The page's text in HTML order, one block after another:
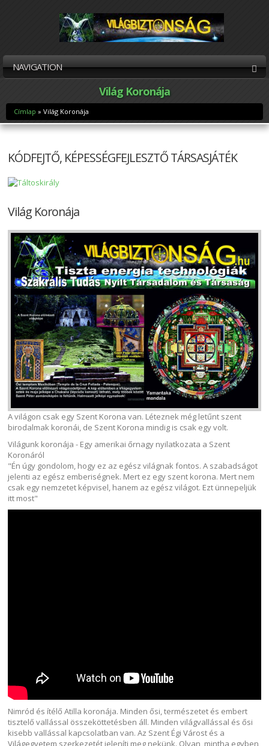
NAVIGATION
Világ Koronája
Jelenlegi hely
Címlap » Világ Koronája
KÓDFEJTŐ, KÉPESSÉGFEJLESZTŐ TÁRSASJÁTÉK
Világ Koronája
A világon csak egy Szent Korona van. Léteznek még letűnt szent
birodalmak koronái, de Szent Korona mindig is csak egy volt.
Világunk koronája - Egy amerikai őrnagy nyilatkozata a Szent
Koronáról
"Én úgy gondolom, hogy ez az egész világnak fontos. A szabadságot
jelenti az egész emberiségnek. Mert ez egy szent korona. Mert nem
csak egy nemzetet képvisel, hanem az egész világot. Ezt ünnepeljük
itt most"
Nimród és ítélő Atilla koronája. Minden ősi, természetet és embert
tisztelő vallással összeköttetésben áll. Minden világvallással és ősi
kisebb vallással kapcsolatban van. Az Szent Égi Várost és a
Világegyetem szerkezetét jeleníti meg nekünk. Olyan, mintha egyben